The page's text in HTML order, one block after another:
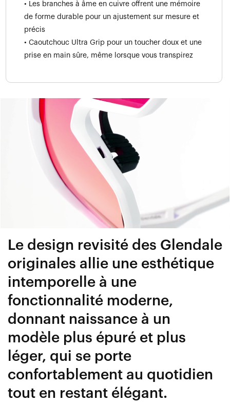
• Les branches à âme en cuivre offrent une mémoire
de forme durable pour un ajustement sur mesure et
précis
• Caoutchouc Ultra Grip pour un toucher doux et une
prise en main sûre, même lorsque vous transpirez
Le design revisité des Glendale
originales allie une esthétique
intemporelle à une
fonctionnalité moderne,
donnant naissance à un
modèle plus épuré et plus
léger, qui se porte
confortablement au quotidien
tout en restant élégant.